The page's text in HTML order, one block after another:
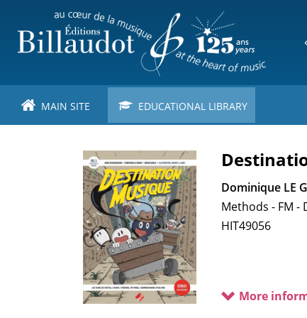
main
content
MAIN SITE EDUCATIONAL LIBRARY
Dominique LE
Methods - FM
HIT49056
More